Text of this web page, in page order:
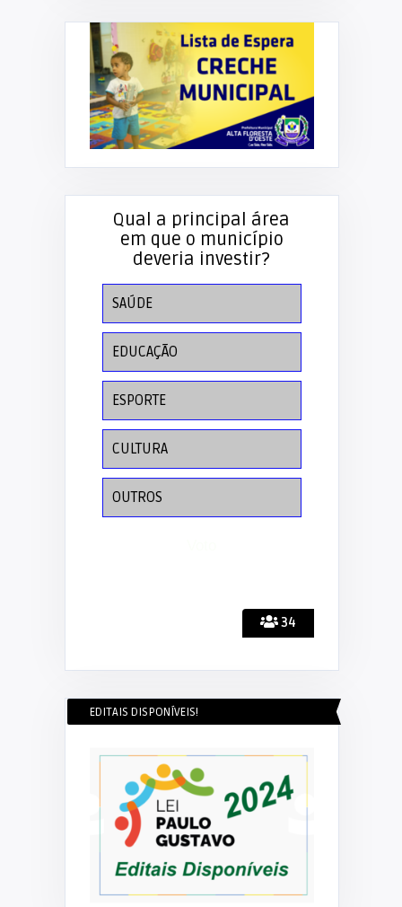
34
Qual a principal área
em que o município
deveria investir?
SAÚDE
EDUCAÇÃO
ESPORTE
CULTURA
OUTROS
EDITAIS DISPONÍVEIS!